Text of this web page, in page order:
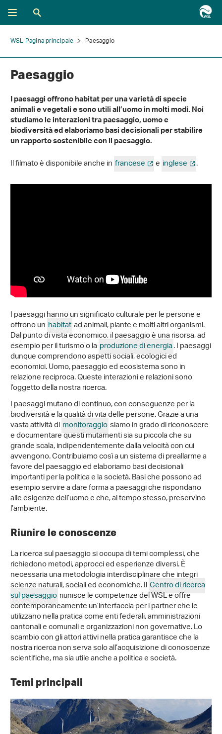
WSL Pagina principale Paesaggio
Paesaggio
I paesaggi offrono habitat per una varietà di specie
animali e vegetali e sono utili all’uomo in molti modi. Noi
studiamo le interazioni tra paesaggio, uomo e
biodiversità ed elaboriamo basi decisionali per stabilire
un rapporto sostenibile con il paesaggio.
Il filmato è disponibile anche infrancese e inglese .
I paesaggi hanno un significato culturale per le persone e
offrono un habitatad animali, piante e molti altri organismi.
Dal punto di vista economico, il paesaggio è una risorsa, ad
esempio per il turismo o la produzione di energia. I paesaggi
dunque comprendono aspetti sociali, ecologici ed
economici. Uomo, paesaggio ed ecosistema sono in
relazione reciproca. Queste interazioni e relazioni sono
l’oggetto della nostra ricerca.
I paesaggi mutano di continuo, con conseguenze per la
biodiversità e la qualità di vita delle persone. Grazie a una
vasta attività dimonitoraggiosiamo in grado di riconoscere
e documentare questi mutamenti sia su piccola che su
grande scala, indipendentemente dalla velocità con cui
avvengono. Contribuiamo così a un sistema di preallarme a
favore del paesaggio ed elaboriamo basi decisionali
importanti per la politica e la società. Basi che possono ad
esempio servire a dare forma a paesaggi che rispondano
alle esigenze dell’uomo e che, al tempo stesso, preservino
l’ambiente.
Riunire le conoscenze
La ricerca sul paesaggio si occupa di temi complessi, che
richiedono metodi, approcci ed esperienze diversi. È
necessaria una metodologia interdisciplinare che integri
scienze naturali, sociali ed economiche. IlCentro di ricerca
sul paesaggioriunisce le competenze del WSL e offre
contemporaneamente un’interfaccia per i partner che le
utilizzano nella pratica come enti federali, amministrazioni
cantonali e comunali e organizzazioni non governative. Lo
scambio con gli attori attivi nella pratica garantisce che la
nostra ricerca non serva solo all’acquisizione di conoscenze
scientifiche, ma sia utile anche a politica e società.
Temi principali